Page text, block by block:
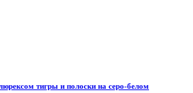
тигры и полоски на серо-белом